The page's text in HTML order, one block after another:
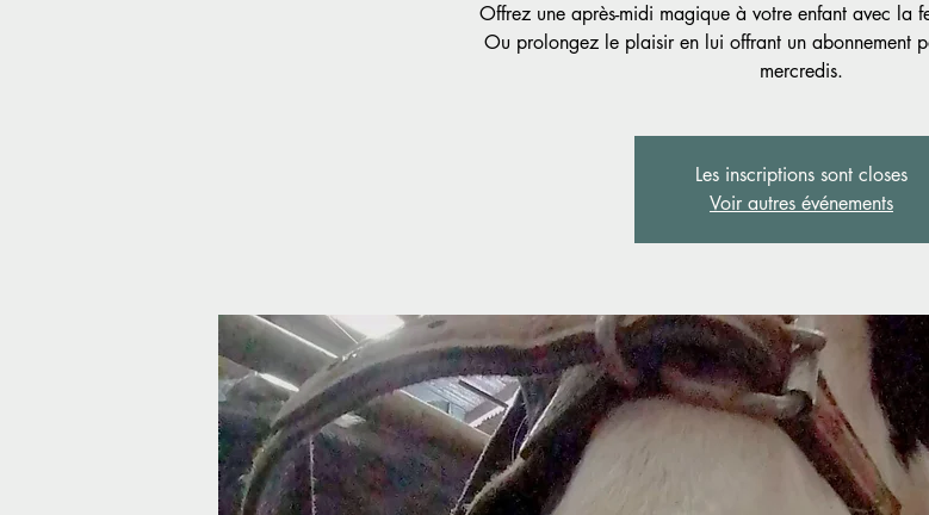
Offrez une après-midi magique à votre enfant avec la
Ou prolongez le plaisir en lui offrant un abonnement
mercredis.
Les inscriptions sont closes
Voir autres événements